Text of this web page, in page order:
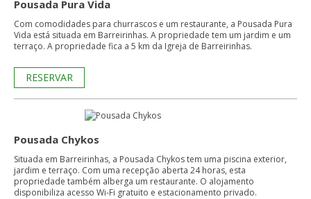
Pousada Pura Vida
Com comodidades para churrascos e um restaurante, a Pousada Pura
Vida está situada em Barreirinhas. A propriedade tem um jardim e um
terraço. A propriedade fica a 5 km da Igreja de Barreirinhas.
RESERVAR
Pousada Chykos
Situada em Barreirinhas, a Pousada Chykos tem uma piscina exterior,
jardim e terraço. Com uma recepção aberta 24 horas, esta
propriedade também alberga um restaurante. O alojamento
disponibiliza acesso Wi-Fi gratuito e estacionamento privado.